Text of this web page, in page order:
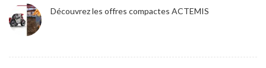
Découvrez les offres compactes ACTEMIS